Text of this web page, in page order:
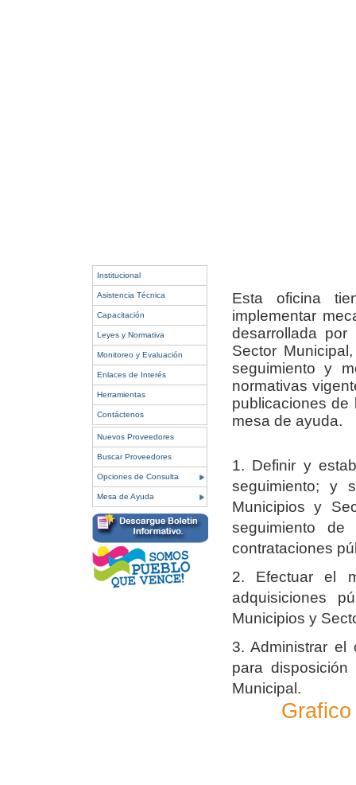
Institucional
Asistencia Técnica
Capacitación
Leyes y Normativa
Monitoreo y Evaluación
Enlaces de Interés
Herramientas
Contáctenos
Nuevos Proveedores
Buscar Proveedores
Opciones de Consulta
Mesa de Ayuda
Esta oficina
implementar
desarrollada
Sector
seguimiento y
normativas
publicaciones
mesa de ayuda.
1. Definir y
seguimiento; y
Municipios y
seguimiento
contrataciones
2. Efectuar el
adquisiciones
Municipios y
3. Administrar el
para
Municipal.